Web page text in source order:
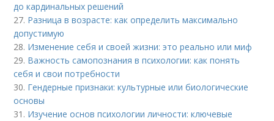
до кардинальных решений
27. Разница в возрасте: как определить максимально
допустимую
28. Изменение себя и своей жизни: это реально или миф
29. Важность самопознания в психологии: как понять
себя и свои потребности
30. Гендерные признаки: культурные или биологические
основы
31. Изучение основ психологии личности: ключевые